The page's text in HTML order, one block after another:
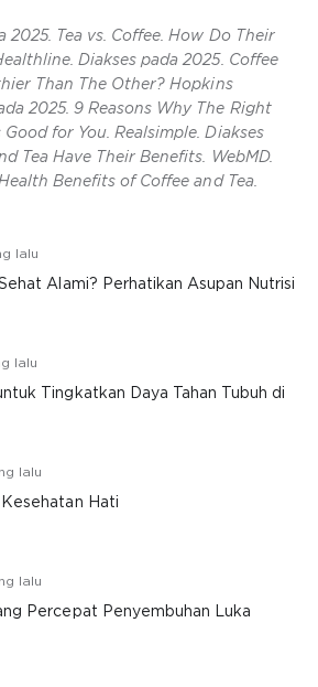
2025. Tea vs. Coffee. How Do Their
Diakses pada 2025. Coffee
Than The Other? Hopkins
2025. 9 Reasons Why The Right
for You. Realsimple. Diakses
Tea Have Their Benefits. WebMD.
Benefits of Coffee and Tea.
lalu
Alami? Perhatikan Asupan Nutrisi
lalu
Tingkatkan Daya Tahan Tubuh di
lalu
Hati
lalu
Percepat Penyembuhan Luka